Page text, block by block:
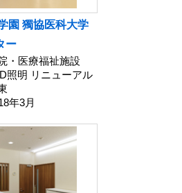
園 獨協医科大学
ー
・医療福祉施設
照明 リニューアル
年3月